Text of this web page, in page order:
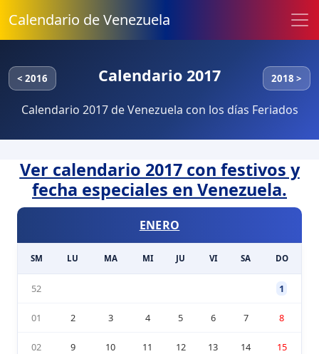
Calendario de Venezuela
< 2016 Calendario 2017 2018 >
Calendario 2017 de Venezuela con los días Feriados
Ver calendario 2017 con festivos y
fecha especiales en Venezuela.
ENERO
SM LU MA MI JU VI SA DO
52 1
01 2 3 4 5 6 7 8
02 9 10 11 12 13 14 15